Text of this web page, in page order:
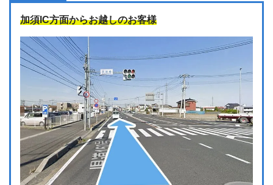
加須IC方面からお越しのお客様